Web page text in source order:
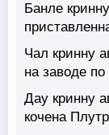
Банле
Чал кринну
на заводе по
Дау кринну
кочена